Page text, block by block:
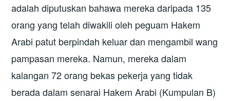
adalah diputuskan bahawa mereka daripada 135
orang yang telah diwakili oleh peguam Hakem
Arabi patut berpindah keluar dan mengambil wang
pampasan mereka. Namun, mereka dalam
kalangan 72 orang bekas pekerja yang tidak
berada dalam senarai Hakem Arabi (Kumpulan B)